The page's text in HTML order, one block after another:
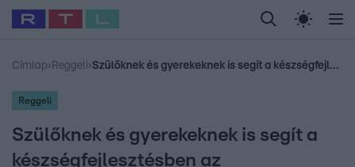
Legfrissebb RTL Híradó Randi Celeb vagyok,
Babits Marcella Most Wanted Gallusz
Címlap› Reggeli› Szülőknek és gyerekeknek is segít a készségfejlesztésben az Edisonplatform
Reggeli
Szülőknek és gyerekeknek is segít a
készségfejlesztésben az